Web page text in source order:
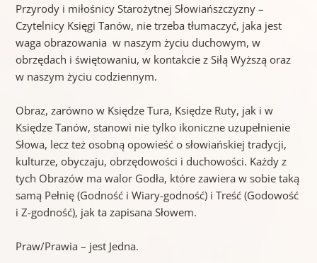
Przyrody i miłośnicy Starożytnej Słowiańszczyzny –
Czytelnicy Księgi Tanów, nie trzeba tłumaczyć, jaka jest
waga obrazowania w naszym życiu duchowym, w
obrzędach i świętowaniu, w kontakcie z Siłą Wyższą oraz
w naszym życiu codziennym.
Obraz, zarówno w Księdze Tura, Księdze Ruty, jak i w
Księdze Tanów, stanowi nie tylko ikoniczne uzupełnienie
Słowa, lecz też osobną opowieść o słowiańskiej tradycji,
kulturze, obyczaju, obrzędowości i duchowości. Każdy z
tych Obrazów ma walor Godła, które zawiera w sobie taką
samą Pełnię (Godność i Wiary-godność) i Treść (Godowość
i Z-godność), jak ta zapisana Słowem.
Praw/Prawia – jest Jedna.